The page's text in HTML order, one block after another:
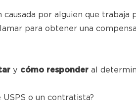
por alguien que
para obtener una
y cómo responder al
o un contratista?